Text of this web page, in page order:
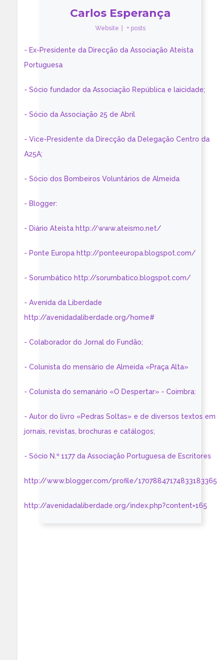
Carlos Esperança
Website + posts
- Ex-Presidente da Direcção da Associação Ateísta
Portuguesa
- Sócio fundador da Associação República e laicidade;
- Sócio da Associação 25 de Abril
- Vice-Presidente da Direcção da Delegação Centro da
A25A;
- Sócio dos Bombeiros Voluntários de Almeida
- Blogger:
- Diário Ateísta http://www.ateismo.net/
- Ponte Europa http://ponteeuropa.blogspot.com/
- Sorumbático http://sorumbatico.blogspot.com/
- Avenida da Liberdade
http://avenidadaliberdade.org/home#
- Colaborador do Jornal do Fundão;
- Colunista do mensário de Almeida «Praça Alta»
- Colunista do semanário «O Despertar» - Coimbra:
- Autor do livro «Pedras Soltas» e de diversos textos em
jornais, revistas, brochuras e catálogos;
- Sócio N.º 1177 da Associação Portuguesa de Escritores
http://www.blogger.com/profile/17078847174833183365
http://avenidadaliberdade.org/index.php?content=165